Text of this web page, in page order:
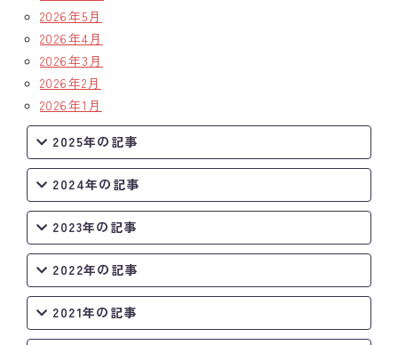
2026年5月
2026年4月
2026年3月
2026年2月
2026年1月
2025年の記事
2024年の記事
2023年の記事
2022年の記事
2021年の記事